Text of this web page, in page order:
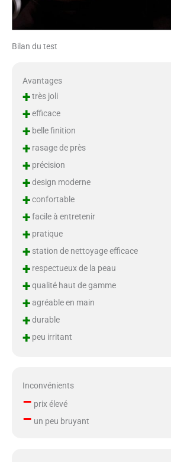
Bilan du test
Avantages
+très joli
+efficace
+belle finition
+rasage de près
+précision
+design moderne
+confortable
+facile à entretenir
+pratique
+station de nettoyage efficace
+respectueux de la peau
+qualité haut de gamme
+agréable en main
+durable
+peu irritant
Inconvénients
– prix élevé
– un peu bruyant